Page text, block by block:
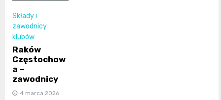
Składy i
zawodnicy
klubów
Raków
Częstochow
a –
zawodnicy
4 marca 2026